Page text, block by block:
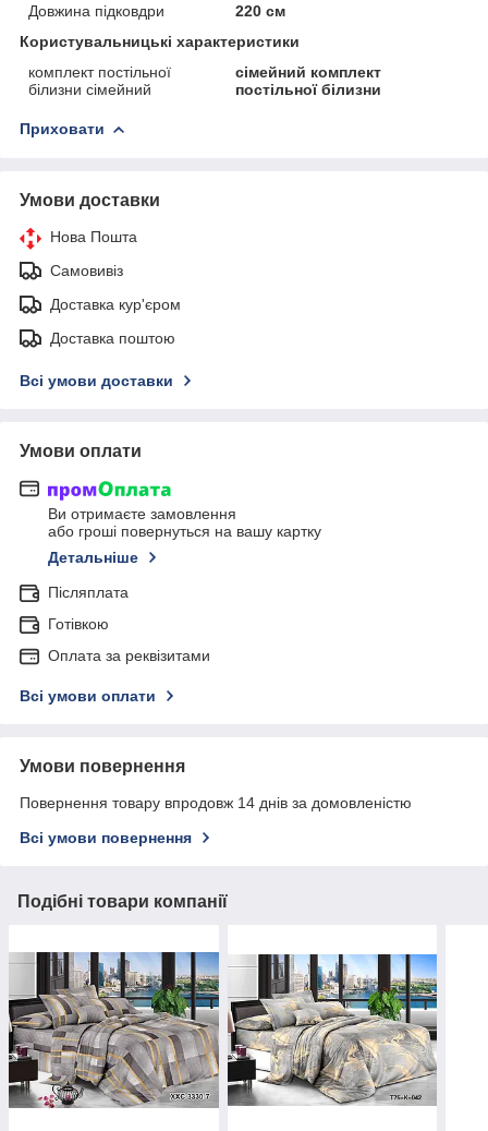
Довжина підковдри
220 см
Користувальницькі характеристики
комплект постільної
білизни сімейний
сімейний комплект
постільної білизни
Приховати
Умови доставки
Нова Пошта
Самовивіз
Доставка кур'єром
Доставка поштою
Всі умови доставки
Умови оплати
Ви отримаєте замовлення
або гроші повернуться на вашу картку
Детальніше
Післяплата
Готівкою
Оплата за реквізитами
Всі умови оплати
Умови повернення
Повернення товару впродовж 14 днів за домовленістю
Всі умови повернення
Подібні товари компанії